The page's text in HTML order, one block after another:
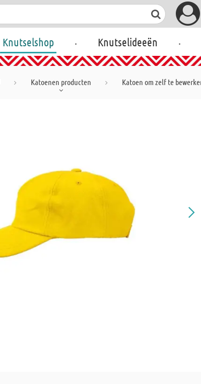
Knutselshop . Knutselideeën .
Katoenen producten Katoen om zelf te